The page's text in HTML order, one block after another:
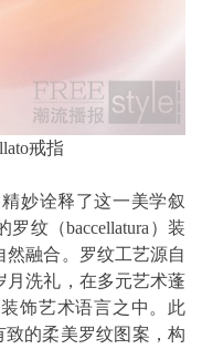
戒指
妙诠释了这一美学叙
纹（baccellatura）装
融合。罗纹工艺源自
月洗礼，在多元艺术蓬
饰艺术语言之中。此
的柔美罗纹图案，构